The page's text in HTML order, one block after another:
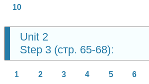
10
Unit 2
Step 3 (стр. 65-68):
1 2 3 4 5 6